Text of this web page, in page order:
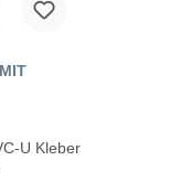
U Kleber